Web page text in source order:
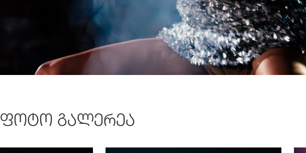
ᲤᲝᲢᲝ ᲒᲐᲚᲔᲠᲔᲐ